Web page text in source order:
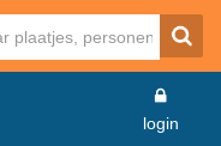
login